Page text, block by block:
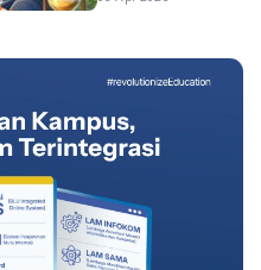
Persiapannya